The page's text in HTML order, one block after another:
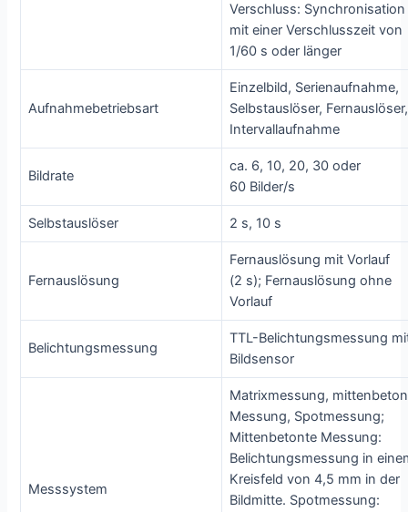
Verschluss: Synchronisation
mit einer Verschlusszeit von
1/60 s oder länger
Aufnahmebetriebsart
Einzelbild, Serienaufnahme,
Selbstauslöser, Fernauslöser,
Intervallaufnahme
Bildrate
ca. 6, 10, 20, 30 oder
60 Bilder/s
Selbstauslöser 2 s, 10 s
Fernauslösung
Fernauslösung mit Vorlauf
(2 s); Fernauslösung ohne
Vorlauf
Belichtungsmessung
TTL-Belichtungsmessung
Bildsensor
Messsystem
Matrixmessung,
Messung, Spotmessung;
Mittenbetonte Messung:
Belichtungsmessung in
Kreisfeld von 4,5 mm in der
Bildmitte. Spotmessung: